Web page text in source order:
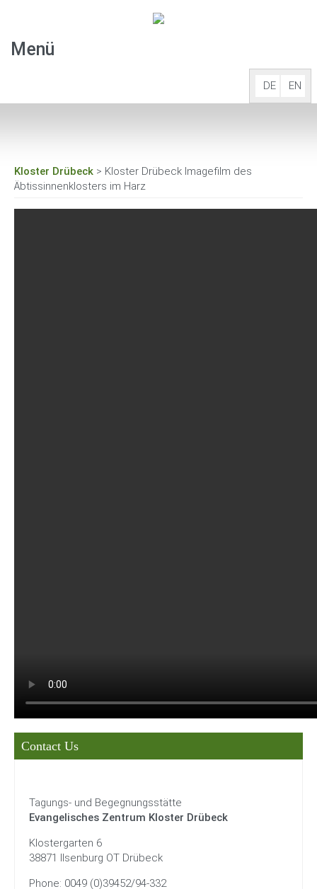
Menü
DE EN
Meetings&festivities
Kloster Drübeck > Kloster Drübeck Imagefilm des
Äbtissinnenklosters im Harz
Contact Us
Tagungs- und Begegnungsstätte
Evangelisches Zentrum Kloster Drübeck
Klostergarten 6
38871 Ilsenburg OT Drübeck
Phone: 0049 (0)39452/94-332